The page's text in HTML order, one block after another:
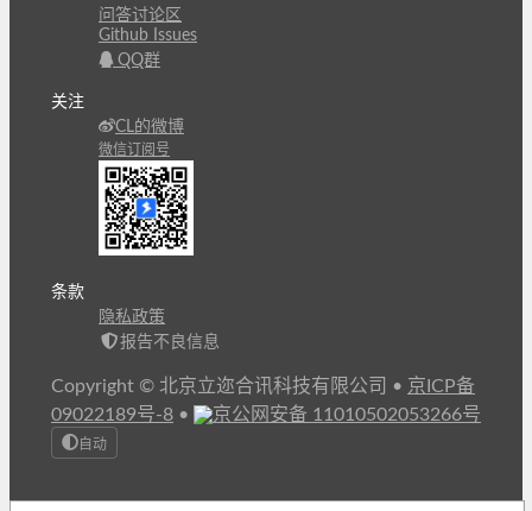
问答讨论区
Github Issues
QQ群
关注
CL的微博
微信订阅号
条款
隐私政策
报告不良信息
Copyright © 北京立迩合讯科技有限公司 • 京ICP备
09022189号-8 • 京公网安备 11010502053266号
自动